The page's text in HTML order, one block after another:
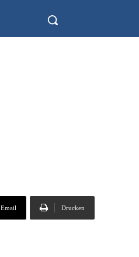
Email Drucken